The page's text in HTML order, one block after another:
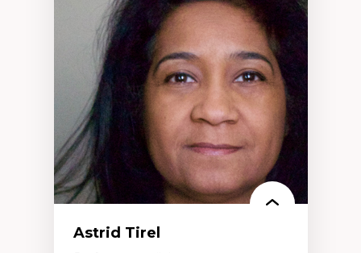
Innovation sociale
Technologies sociales
Entrepreneuriat social et collectif
Approches critiques et décoloniales
Discours, récits et narratologie en
management
Transformation socioéconomique des
communautés marginalisées
Politiques d’inclusion et économie solidaire
Études organisationnelles critiques
Créativité et management culturel
Méthodologies qualitatives
Astrid Tirel